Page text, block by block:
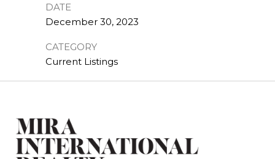
DATE
December 30, 2023
CATEGORY
Current Listings